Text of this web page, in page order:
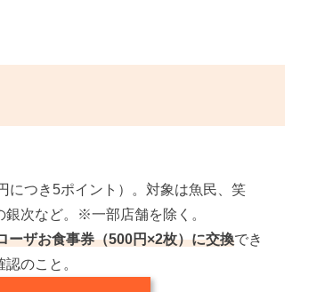
につき5ポイント）。対象は魚民、笑
次など。※一部店舗を除く。
ーザお食事券（500円×2枚）に交換でき
のこと。